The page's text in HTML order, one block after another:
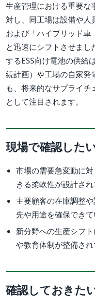
生産管理における重要な
対し、同工場は設備や人
および「ハイブリッド車
と迅速にシフトさせま
するESS向け電池の供給
続計画）や工場の自家発
も、将来的なサプライ
として注目されます。
現場で確認した
市場の需要急変動に
きる柔軟性が設計さ
主要顧客の在庫調整
先や用途を確保でき
新分野への生産シフ
や教育体制が整備さ
確認しておきた